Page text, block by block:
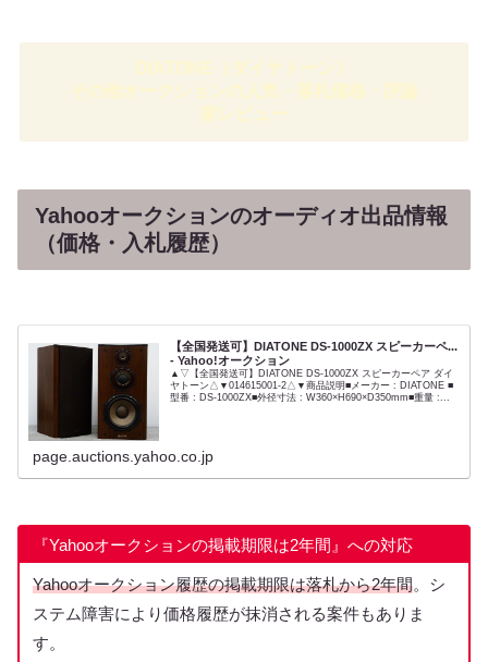
DIATONE（ダイヤトーン）
その他オークションの人気・落札価格・評論
家レビュー
Yahooオークションのオーディオ出品情報
（価格・入札履歴）
【全国発送可】DIATONE DS-1000ZX スピーカーペ...
- Yahoo!オークション
▲▽【全国発送可】DIATONE DS-1000ZX スピーカーペア ダイ
ヤトーン△▼014615001-2△▼商品説明■メーカー : DIATONE ■
型番 : DS-1000ZX■外径寸法 : W360×H690×D350mm■重量 :...
page.auctions.yahoo.co.jp
『Yahooオークションの掲載期限は2年間』への対応
Yahooオークション履歴の掲載期限は落札から2年間。シ
ステム障害により価格履歴が抹消される案件もありま
す。